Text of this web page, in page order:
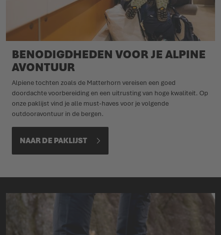
BENODIGDHEDEN VOOR JE ALPINE
AVONTUUR
Alpiene tochten zoals de Matterhorn vereisen een goed
doordachte voorbereiding en een uitrusting van hoge kwaliteit. Op
onze paklijst vind je alle must-haves voor je volgende
outdooravontuur in de bergen.
NAAR DE PAKLIJST